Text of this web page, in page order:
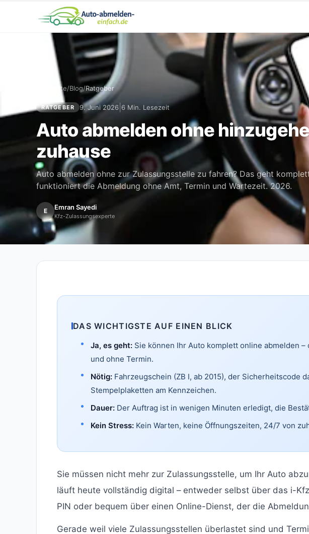
Startseite/Blog/Ratgeber
RATGEBER 9. Juni 2026| 6 Min. Lesezeit
Auto abmelden ohne
zuhause
Auto abmelden ohne zur Zulassungsstelle zu fahren? Das geht
funktioniert die Abmeldung ohne Amt, Termin und Wartezeit. 2026.
E Emran Sayedi
Kfz-Zulassungsexperte
DAS WICHTIGSTE AUF EINEN BLICK
Ja, es geht:Sie können Ihr Auto komplett online abmelden
und ohne Termin.
Nötig:Fahrzeugschein (ZB I, ab 2015), der Sicherheitscode
Stempelplaketten am Kennzeichen.
Dauer:Der Auftrag ist in wenigen Minuten erledigt, die
Kein Stress:Kein Warten, keine Öffnungszeiten, 24/7 von
Sie müssen nicht mehr zur Zulassungsstelle, um Ihr Auto
läuft heute vollständig digital – entweder selbst über das i-
PIN oder bequem über einen Online-Dienst, der die
Gerade weil viele Zulassungsstellen überlastet sind und